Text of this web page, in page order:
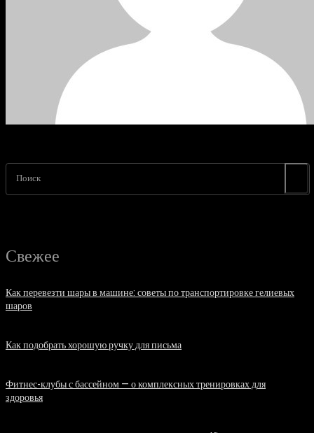
Поиск
Свежее
Как перевезти шары в машине: советы по транспортировке гелиевых
шаров
Как подобрать хорошую ручку для письма
Фитнес-клубы с бассейном — о комплексных тренировках для
здоровья